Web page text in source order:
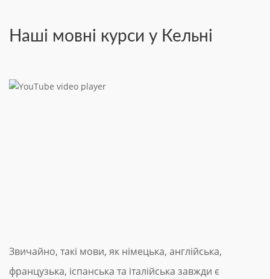
Наші мовні курси у Кельні
Звичайно, такі мови, як німецька, англійська,
французька, іспанська та італійська завжди є